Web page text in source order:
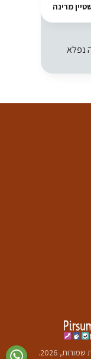
מרינה
נפלא
2026.